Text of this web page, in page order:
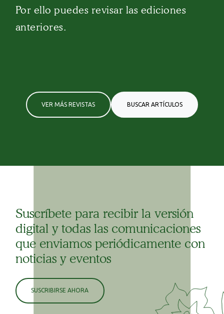
Por ello puedes revisar las ediciones
anteriores.
VER MÁS REVISTAS BUSCAR ARTÍCULOS
Suscríbete para recibir la versión
digital y todas las comunicaciones
que enviamos periódicamente con
noticias y eventos
SUSCRIBIRSE AHORA